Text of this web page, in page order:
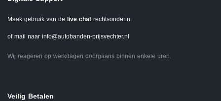
Maak gebruik van de live chat rechtsonderin.
of mail naar info@autobanden-prijsvechter.nl
Wij reageren op werkdagen doorgaans binnen enkele uren.
Veilig Betalen